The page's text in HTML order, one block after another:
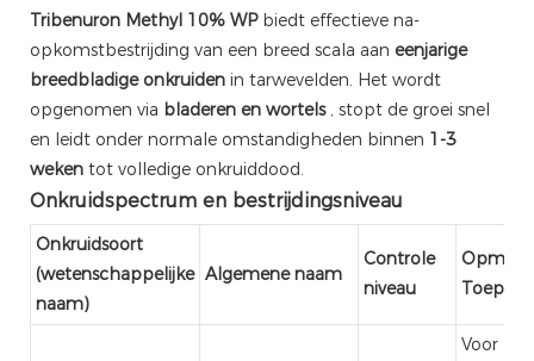
Tribenuron Methyl 10% WPbiedt effectieve na-
opkomstbestrijding van een breed scala aan eenjarige
breedbladige onkruiden in tarwevelden. Het wordt
opgenomen via bladeren en wortels, stopt de groei snel
en leidt onder normale omstandigheden binnen 1-3
weken tot volledige onkruiddood.
Onkruidspectrum en bestrijdingsniveau
Onkruidsoort
(wetenschappelijke
naam)
Algemene naam
Controle
niveau
Voor